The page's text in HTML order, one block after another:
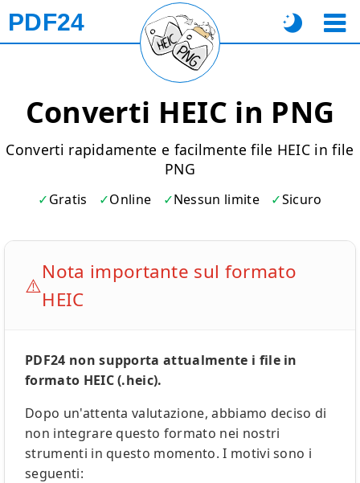
PDF24
Converti HEIC in PNG
Converti rapidamente e facilmente file HEIC in file
PNG
Gratis Online Nessun limite Sicuro
⚠️
Nota importante sul formato
HEIC
PDF24 non supporta attualmente i file in
formato HEIC (.heic).
Dopo un'attenta valutazione, abbiamo deciso di
non integrare questo formato nei nostri
strumenti in questo momento. I motivi sono i
seguenti: